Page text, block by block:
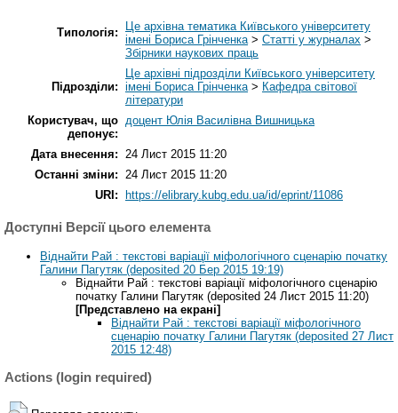
Типологія:
Це архівна тематика Київського університету
імені Бориса Грінченка > Статті у журналах >
Збірники наукових праць
Підрозділи:
Це архівні підрозділи Київського університету
імені Бориса Грінченка > Кафедра світової
літератури
Користувач, що
депонує:
доцент Юлія Василівна Вишницька
Дата внесення:
24 Лист 2015 11:20
Останні зміни:
24 Лист 2015 11:20
URI:
https://elibrary.kubg.edu.ua/id/eprint/11086
Доступні Версії цього елемента
Віднайти Рай : текстові варіації міфологічного сценарію початку
Галини Пагутяк (deposited 20 Бер 2015 19:19)
Віднайти Рай : текстові варіації міфологічного сценарію
початку Галини Пагутяк (deposited 24 Лист 2015 11:20)
[Представлено на екрані]
Віднайти Рай : текстові варіації міфологічного
сценарію початку Галини Пагутяк (deposited 27 Лист
2015 12:48)
Actions (login required)